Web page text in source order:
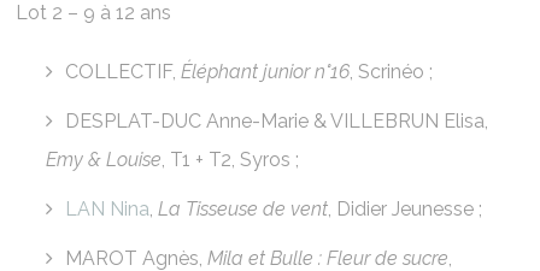
Lot 2 – 9 à 12 ans
COLLECTIF,Éléphant junior n°16, Scrinéo ;
DESPLAT-DUC Anne-Marie & VILLEBRUN Elisa,
Emy & Louise, T1 + T2, Syros ;
LAN Nina,La Tisseuse de vent, Didier Jeunesse ;
MAROT Agnès,Mila et Bulle : Fleur de sucre,